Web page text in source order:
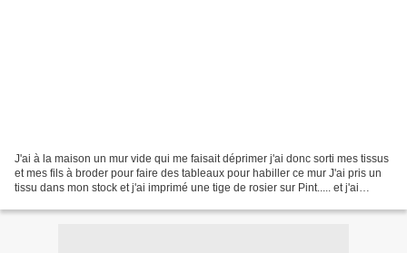
J'ai à la maison un mur vide qui me faisait déprimer j'ai donc sorti mes tissus
et mes fils à broder pour faire des tableaux pour habiller ce mur J'ai pris un
tissu dans mon stock et j'ai imprimé une tige de rosier sur Pint..... et j'ai